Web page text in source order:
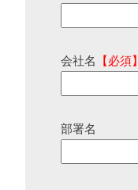
会社名 【必須】
部署名